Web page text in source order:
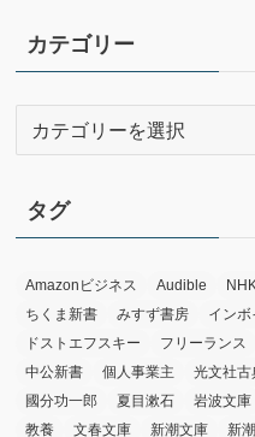
イ
ブ
カテゴリー
リ
ー
タグ
Amazonビジネス Audible
ちくま新書
みすず書房 インボ
ドストエフスキー
フリーランス
中公新書
個人事業主 光文社
國分功一郎
夏目漱石 岩波文庫
教養
文春文庫 新潮文庫 新